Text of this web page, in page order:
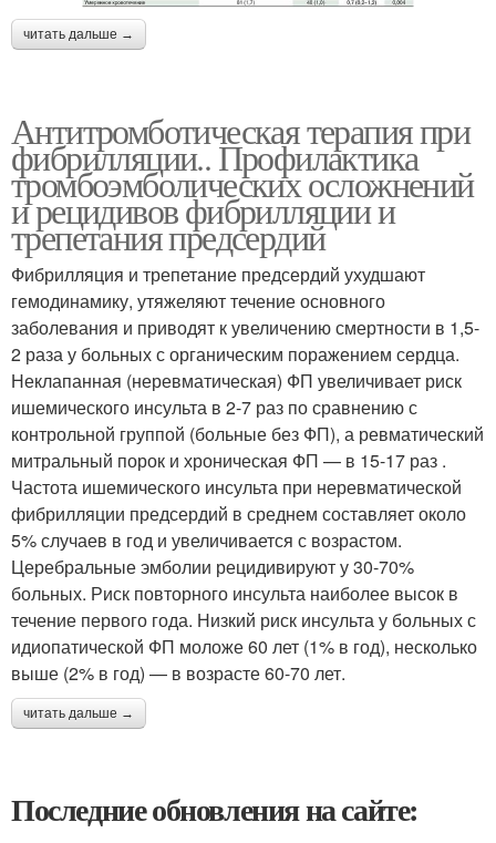
читать дальше →
Антитромботическая терапия при
фибрилляции.. Профилактика
тромбоэмболических осложнений
и рецидивов фибрилляции и
трепетания предсердий
Фибрилляция и трепетание предсердий ухудшают
гемодинамику, утяжеляют течение основного
заболевания и приводят к увеличению смертности в 1,5-
2 раза у больных с органическим поражением сердца.
Неклапанная (неревматическая) ФП увеличивает риск
ишемического инсульта в 2-7 раз по сравнению с
контрольной группой (больные без ФП), а ревматический
митральный порок и хроническая ФП — в 15-17 раз .
Частота ишемического инсульта при неревматической
фибрилляции предсердий в среднем составляет около
5% случаев в год и увеличивается с возрастом.
Церебральные эмболии рецидивируют у 30-70%
больных. Риск повторного инсульта наиболее высок в
течение первого года. Низкий риск инсульта у больных с
идиопатической ФП моложе 60 лет (1% в год), несколько
выше (2% в год) — в возрасте 60-70 лет.
читать дальше →
Последние обновления на сайте: